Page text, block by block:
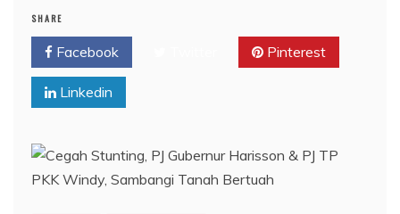
SHARE
Facebook Pinterest
Linkedin